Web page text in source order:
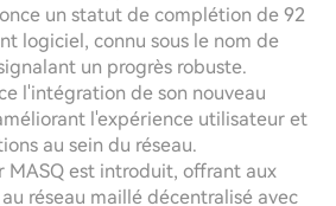
un statut de complétion de 92
logiciel, connu sous le nom de
un progrès robuste.
l'intégration de son nouveau
l'expérience utilisateur et
au sein du réseau.
MASQ est introduit, offrant aux
réseau maillé décentralisé avec